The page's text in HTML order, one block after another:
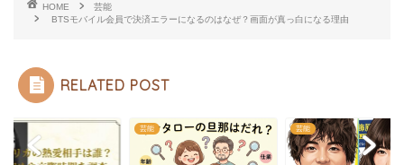
HOME
芸能
BTSモバイル会員で決済エラーになるのはなぜ？画面が真っ白になる理由
RELATED POST
芸能 芸能